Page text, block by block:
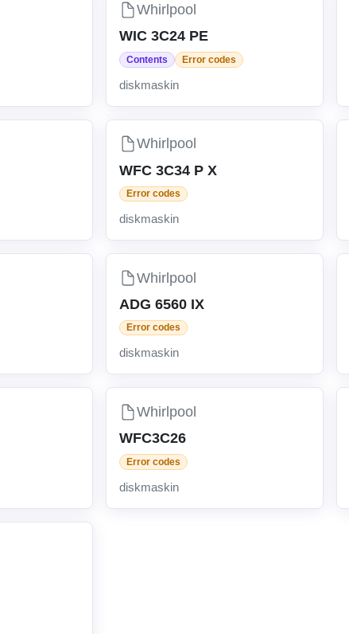
Whirlpool
WIC 3C24 PE
Contents Error codes
diskmaskin
Whirlpool
WFC 3C34 P X
Error codes
diskmaskin
Whirlpool
ADG 6560 IX
Error codes
diskmaskin
Whirlpool
WFC3C26
Error codes
diskmaskin